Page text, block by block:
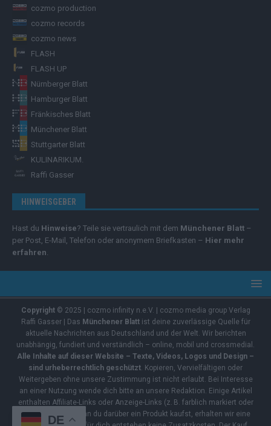
cozmo production
cozmo records
cozmo news
FLASH
FLASH UP
Nürnberger Blatt
Hamburger Blatt
Fränkisches Blatt
Münchener Blatt
Stuttgarter Blatt
KULINARIKUM.
Raffi Gasser
HINWEISGEBER
Hast du Hinweise? Teile sie vertraulich mit dem Münchener Blatt –
per Post, E-Mail, Telefon oder anonymem Briefkasten – Hier mehr
erfahren.
Copyright© 2025 | cozmo infinity n.e.V. | cozmo media group Verlag
Raffi Gasser | Das Münchener Blattist deine zuverlässige Quelle für
aktuelle Nachrichten aus Deutschland und der Welt. Wir berichten
unabhängig, fundiert und verständlich – online, mobil und crossmedial.
Alle Inhalte auf dieser Website – Texte, Videos, Logos und Design –
sind urheberrechtlich geschützt. Kopieren, Vervielfältigen oder
Weitergeben ohne unsere Zustimmung ist nicht erlaubt. Bei Interesse
an einer Nutzung wende dich bitte an unsere Redaktion. Einige Artikel
enthalten Affiliate-Links oder Anzeige-Links (z. B. farblich markiert oder
unterstrichen). Wenn du darüber ein Produkt kaufst, erhalten wir eine
DE